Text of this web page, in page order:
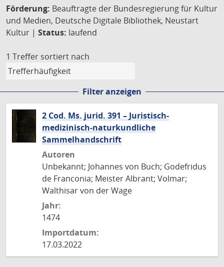
Förderung: Beauftragte der Bundesregierung für Kultur
und Medien, Deutsche Digitale Bibliothek, Neustart
Kultur | Status: laufend
1 Treffer sortiert nach
Filter anzeigen
2 Cod. Ms. jurid. 391 – Juristisch-
medizinisch-naturkundliche
Sammelhandschrift
Autoren
Unbekannt; Johannes von Buch; Godefridus
de Franconia; Meister Albrant; Volmar;
Walthisar von der Wage
Jahr:
1474
Importdatum:
17.03.2022